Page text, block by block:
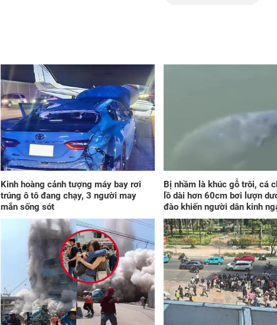
Kinh hoàng cảnh tượng máy bay rơi
trúng ô tô đang chạy, 3 người may
mắn sống sót
Bị nhầm là khúc gỗ trôi, cá
lồ dài hơn 60cm bơi lượn
đào khiến người dân kinh